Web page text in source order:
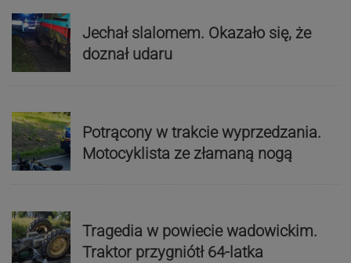
Jechał slalomem. Okazało się, że
doznał udaru
Potrącony w trakcie wyprzedzania.
Motocyklista ze złamaną nogą
Tragedia w powiecie wadowickim.
Traktor przygniótł 64-latka